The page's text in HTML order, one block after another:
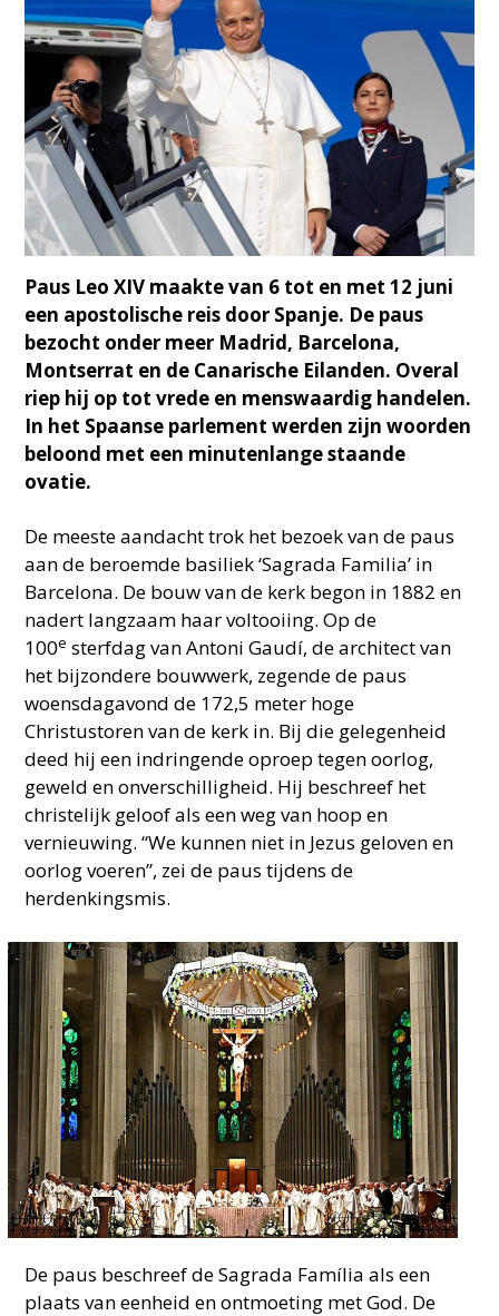
Paus Leo XIV maakte van 6 tot en met 12 juni
een apostolische reis door Spanje. De paus
bezocht onder meer Madrid, Barcelona,
Montserrat en de Canarische Eilanden. Overal
riep hij op tot vrede en menswaardig handelen.
In het Spaanse parlement werden zijn woorden
beloond met een minutenlange staande
ovatie.
De meeste aandacht trok het bezoek van de paus
aan de beroemde basiliek ‘Sagrada Familia’ in
Barcelona. De bouw van de kerk begon in 1882 en
nadert langzaam haar voltooiing. Op de
100e sterfdag van Antoni Gaudí, de architect van
het bijzondere bouwwerk, zegende de paus
woensdagavond de 172,5 meter hoge
Christustoren van de kerk in. Bij die gelegenheid
deed hij een indringende oproep tegen oorlog,
geweld en onverschilligheid. Hij beschreef het
christelijk geloof als een weg van hoop en
vernieuwing. “We kunnen niet in Jezus geloven en
oorlog voeren”, zei de paus tijdens de
herdenkingsmis.
De paus beschreef de Sagrada Família als een
plaats van eenheid en ontmoeting met God. De